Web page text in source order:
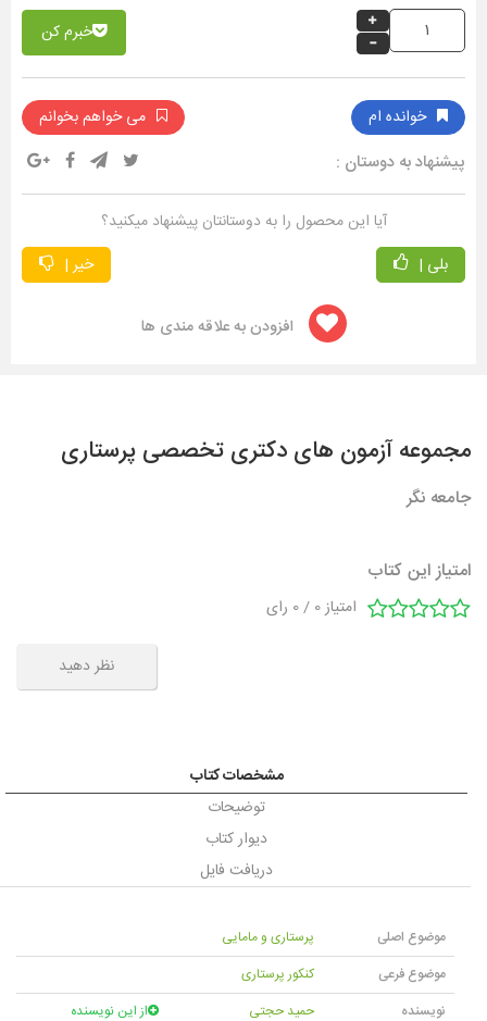
خبرم کن
خوانده ام می خواهم بخوانم
پیشنهاد به دوستان :
آیا این محصول را به دوستانتان پیشنهاد میکنید؟
بلی |
خیر |
افزودن به علاقه مندی ها
مجموعه آزمون های دکتری تخصصی پرستاری
جامعه نگر
امتیاز این کتاب
امتیاز0
/
0 رای
نظر دهید
مشخصات کتاب
توضیحات
دیوار کتاب
دریافت فایل
موضوع اصلی
پرستاری و مامایی
موضوع فرعی
کنکور پرستاری
نویسنده
حمید حجتی
از این نویسنده